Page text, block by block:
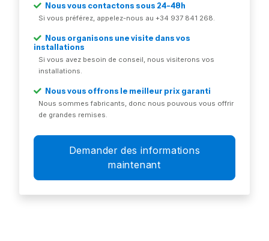
Nous vous contactons sous 24-48h
Si vous préférez, appelez-nous au +34 937 841 268.
Nous organisons une visite dans vos
installations
Si vous avez besoin de conseil, nous visiterons vos
installations.
Nous vous offrons le meilleur prix garanti
Nous sommes fabricants, donc nous pouvous vous offrir
de grandes remises.
Demander des informations
maintenant